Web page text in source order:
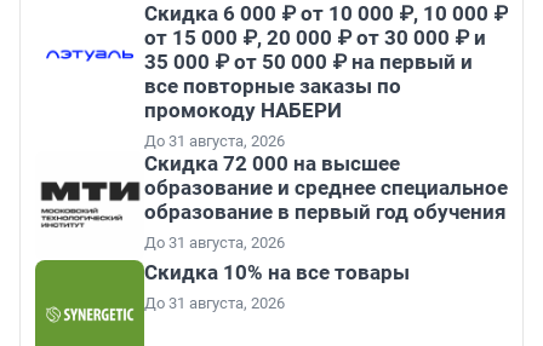
Скидка 6 000 ₽ от 10 000 ₽, 10 000 ₽
от 15 000 ₽, 20 000 ₽ от 30 000 ₽ и
35 000 ₽ от 50 000 ₽ на первый и
все повторные заказы по
промокоду НАБЕРИ
До 31 августа, 2026
Скидка 72 000 на высшее
образование и среднее специальное
образование в первый год обучения
До 31 августа, 2026
Скидка 10% на все товары
До 31 августа, 2026